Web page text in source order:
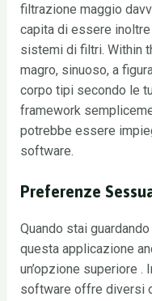
filtrazione maggio
capita di essere
sistemi di filtri. Within
magro, sinuoso, a
corpo tipi secondo le
framework
potrebbe essere
software.
Preferenze
Quando stai
questa applicazione
un’opzione superiore
software offre diversi